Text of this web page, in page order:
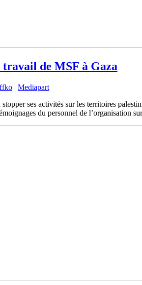
travail de MSF à Gaza
| Mediapart
ses activités sur les territoires
du personnel de l’organisation